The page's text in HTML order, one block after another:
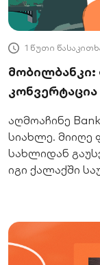
1 წუთი
აღმოაჩინე
სიახლე. მიიღე
სახლიდან
იგი ქალაქში